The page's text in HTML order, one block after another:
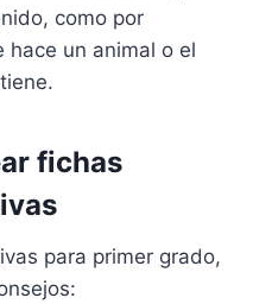
como por
hace un animal o el
fichas
para primer grado,